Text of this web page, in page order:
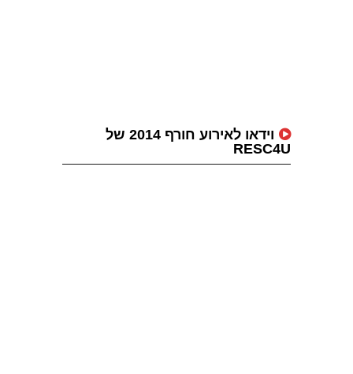
וידאו לאירוע חורף 2014 של
RESC4U